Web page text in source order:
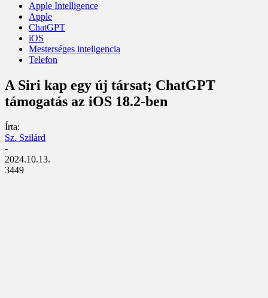
Apple Intelligence
Apple
ChatGPT
iOS
Mesterséges inteligencia
Telefon
A Siri kap egy új társat; ChatGPT
támogatás az iOS 18.2-ben
Írta:
Sz. Szilárd
-
2024.10.13.
3449